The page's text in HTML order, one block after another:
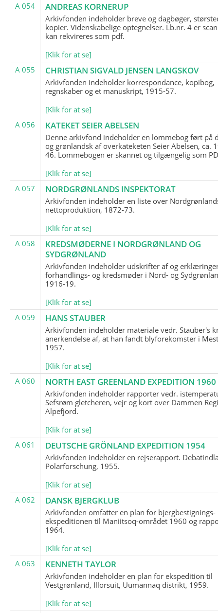
A 054
ANDREAS KORNERUP
Arkivfonden indeholder breve og dagbøger,
kopier. Videnskabelige optegnelser. Lb.nr. 4 er
kan rekvireres som pdf.
[Klik for at se]
A 055
CHRISTIAN SIGVALD JENSEN LANGSKOV
Arkivfonden indeholder korrespondance, kopibog,
regnskaber og et manuskript, 1915-57.
[Klik for at se]
A 056
KATEKET SEIER ABELSEN
Denne arkivfond indeholder en lommebog ført på
og grønlandsk af overkateketen Seier Abelsen, ca.
46. Lommebogen er skannet og tilgængelig som
[Klik for at se]
A 057
NORDGRØNLANDS INSPEKTORAT
Arkivfonden indeholder en liste over
nettoproduktion, 1872-73.
[Klik for at se]
A 058
KREDSMØDERNE I NORDGRØNLAND OG
SYDGRØNLAND
Arkivfonden indeholder udskrifter af og
forhandlings- og kredsmøder i Nord- og
1916-19.
[Klik for at se]
A 059
HANS STAUBER
Arkivfonden indeholder materiale vedr. Stauber's
anerkendelse af, at han fandt blyforekomster i
1957.
[Klik for at se]
A 060
NORTH EAST GREENLAND EXPEDITION 1960
Arkivfonden indeholder rapporter vedr.
Sefsrøm gletcheren, vejr og kort over Dammen
Alpefjord.
[Klik for at se]
A 061
DEUTSCHE GRÖNLAND EXPEDITION 1954
Arkivfonden indeholder en rejserapport.
Polarforschung, 1955.
[Klik for at se]
A 062
DANSK BJERGKLUB
Arkivfonden omfatter en plan for bjergbestignings-
ekspeditionen til Maniitsoq-området 1960 og
1964.
[Klik for at se]
A 063
KENNETH TAYLOR
Arkivfonden indeholder en plan for ekspedition til
Vestgrønland, Illorsuit, Uumannaq distrikt, 1959.
[Klik for at se]